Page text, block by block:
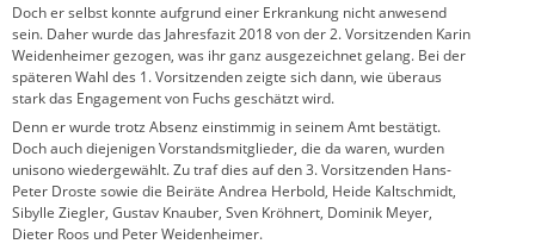
Doch er selbst konnte aufgrund einer Erkrankung nicht anwesend
sein. Daher wurde das Jahresfazit 2018 von der 2. Vorsitzenden Karin
Weidenheimer gezogen, was ihr ganz ausgezeichnet gelang. Bei der
späteren Wahl des 1. Vorsitzenden zeigte sich dann, wie überaus
stark das Engagement von Fuchs geschätzt wird.
Denn er wurde trotz Absenz einstimmig in seinem Amt bestätigt.
Doch auch diejenigen Vorstandsmitglieder, die da waren, wurden
unisono wiedergewählt. Zu traf dies auf den 3. Vorsitzenden Hans-
Peter Droste sowie die Beiräte Andrea Herbold, Heide Kaltschmidt,
Sibylle Ziegler, Gustav Knauber, Sven Kröhnert, Dominik Meyer,
Dieter Roos und Peter Weidenheimer.